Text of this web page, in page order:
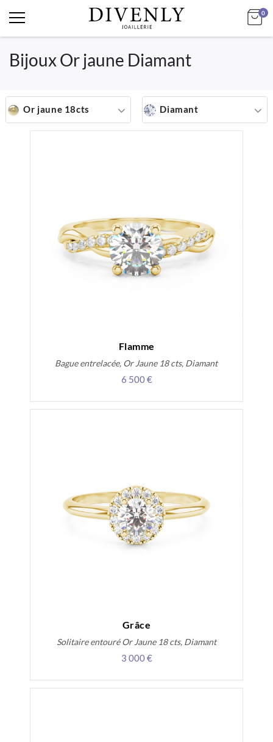
0
Bijoux Or jaune Diamant
Or jaune 18cts Diamant
Flamme
Bague entrelacée, Or Jaune 18 cts, Diamant
6 500 €
Grâce
Solitaire entouré Or Jaune 18 cts, Diamant
3 000 €